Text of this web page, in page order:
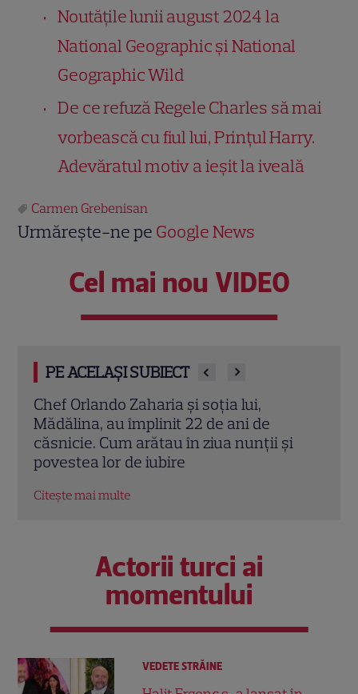
Noutățile lunii august 2024 la
National Geographic și National
Geographic Wild
De ce refuză Regele Charles să mai
vorbească cu fiul lui, Prințul Harry.
Adevăratul motiv a ieșit la iveală
Carmen Grebenisan
Urmărește-ne pe Google News
Cel mai nou VIDEO
PE ACELAȘI SUBIECT
Cine este Cosmin Curticăpean, soțul
Laurei Cosoi. Afaceri, vârstă și povestea
de iubire care durează de peste 10 ani
Citește mai multe
Actorii turci ai
momentului
VEDETE STRĂINE